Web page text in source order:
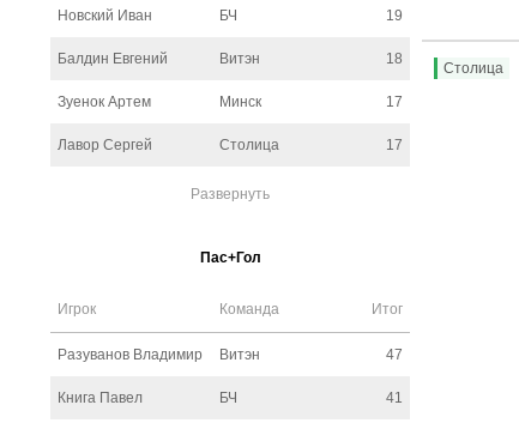
Новский Иван БЧ 19
Балдин Евгений Витэн 18
Зуенок Артем Минск 17
Лавор Сергей Столица 17
Развернуть
Пас+Гол
Игрок Команда Итог
Разуванов Владимир Витэн 47
Книга Павел БЧ 41
Столица